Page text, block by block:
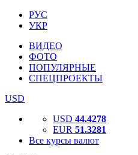
РУС
УКР
ВИДЕО
ФОТО
ПОПУЛЯРНЫЕ
СПЕЦПРОЕКТЫ
USD
USD 44.4278
EUR 51.3281
Все курсы валют